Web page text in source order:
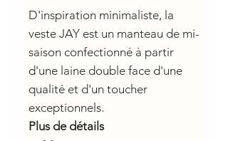
D'inspiration minimaliste, la
veste JAY est un manteau de mi-
saison confectionné à partir
d'une laine double face d'une
qualité et d'un toucher
exceptionnels.
Plus de détails